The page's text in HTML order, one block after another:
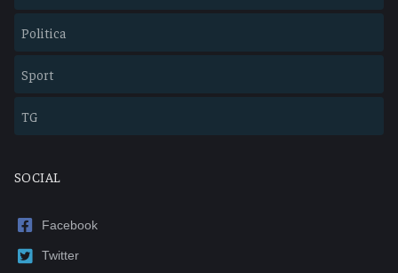
Politica
Sport
TG
SOCIAL
Facebook
Twitter